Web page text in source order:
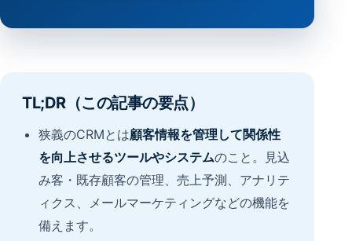
TL;DR（この記事の要点）
狭義のCRMとは顧客情報を管理して関係性
を向上させるツールやシステムのこと。見込
み客・既存顧客の管理、売上予測、アナリテ
ィクス、メールマーケティングなどの機能を
備えます。